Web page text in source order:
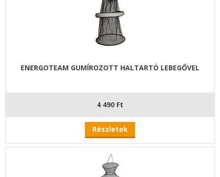
ENERGOTEAM GUMÍROZOTT HALTARTÓ LEBEGŐVEL
4 490 Ft
Részletek